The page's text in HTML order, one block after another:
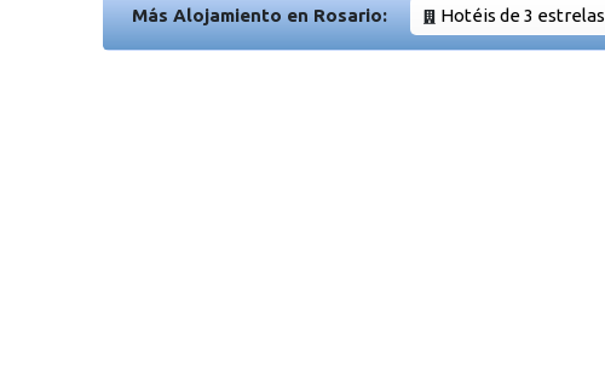
Más Alojamiento en Rosario: Hotéis de 3 estrelas